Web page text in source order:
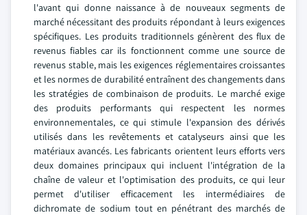
l'avant qui donne naissance à de nouveaux segments de
marché nécessitant des produits répondant à leurs exigences
spécifiques. Les produits traditionnels génèrent des flux de
revenus fiables car ils fonctionnent comme une source de
revenus stable, mais les exigences réglementaires croissantes
et les normes de durabilité entraînent des changements dans
les stratégies de combinaison de produits. Le marché exige
des produits performants qui respectent les normes
environnementales, ce qui stimule l'expansion des dérivés
utilisés dans les revêtements et catalyseurs ainsi que les
matériaux avancés. Les fabricants orientent leurs efforts vers
deux domaines principaux qui incluent l'intégration de la
chaîne de valeur et l'optimisation des produits, ce qui leur
permet d'utiliser efficacement les intermédiaires de
dichromate de sodium tout en pénétrant des marchés de